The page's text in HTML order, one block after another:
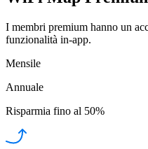
I membri premium hanno un
funzionalità in-app.
Mensile
Annuale
Risparmia fino al 50%